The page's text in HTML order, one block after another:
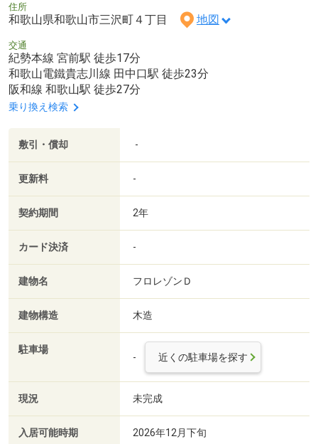
住所
和歌山県和歌山市三沢町４丁目 地図
交通
紀勢本線 宮前駅 徒歩17分
和歌山電鐵貴志川線 田中口駅 徒歩23分
阪和線 和歌山駅 徒歩27分
乗り換え検索
敷引・償却 -
更新料 -
契約期間 2年
カード決済 -
建物名 フロレゾンＤ
建物構造 木造
駐車場
- 近くの駐車場を探す
現況 未完成
入居可能時期 2026年12月下旬